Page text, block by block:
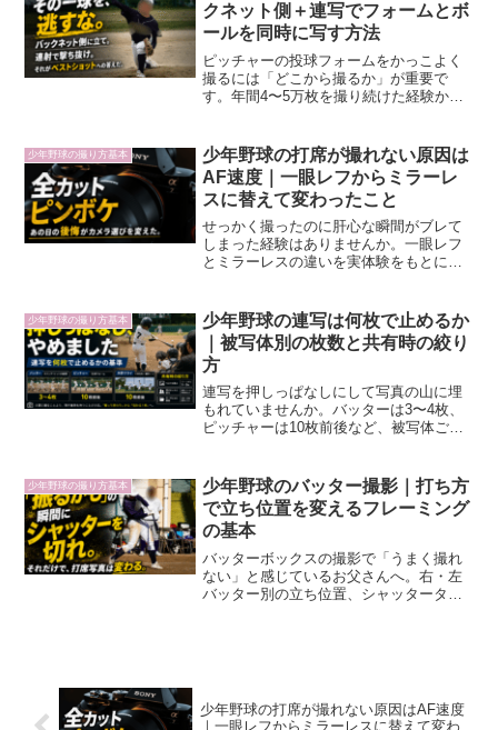
クネット側＋連写でフォームとボ
ールを同時に写す方法
ピッチャーの投球フォームをかっこよく
撮るには「どこから撮るか」が重要で
す。年間4〜5万枚を撮り続けた経験か
ます。
少年野球の撮り方基本
少年野球の打席が撮れない原因は
AF速度｜一眼レフからミラーレ
スに替えて変わったこと
せっかく撮ったのに肝心な瞬間がブレて
しまった経験はありませんか。一眼レフ
とミラーレスの違いを実体験をもとに解
少年野球の撮り方基本
少年野球の連写は何枚で止めるか
｜被写体別の枚数と共有時の絞り
方
連写を押しっぱなしにして写真の山に埋
もれていませんか。バッターは3〜4枚、
ピッチャーは10枚前後など、被写体ごと
ます。
少年野球の撮り方基本
少年野球のバッター撮影｜打ち方
で立ち位置を変えるフレーミング
の基本
バッターボックスの撮影で「うまく撮れ
ない」と感じているお父さんへ。右・左
バッター別の立ち位置、シャッタータイ
少年野球の打席が撮れない原因はAF速度
｜一眼レフからミラーレスに替えて変わ